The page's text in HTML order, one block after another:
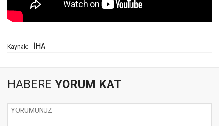
Kaynak: İHA
HABERE YORUM KAT